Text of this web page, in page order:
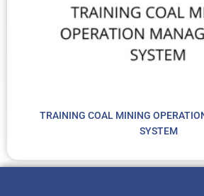
TRAINING COAL MINING
SYSTEM